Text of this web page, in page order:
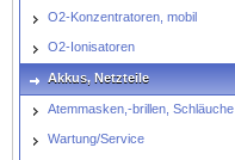
O2-Konzentratoren, mobil
O2-Ionisatoren
Akkus, Netzteile
Atemmasken,-brillen, Schläuche
Wartung/Service